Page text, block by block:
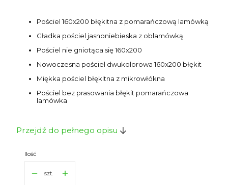
Pościel 160x200 błękitna z pomarańczową lamówką
Gładka pościel jasnoniebieska z oblamówką
Pościel nie gniotąca się 160x200
Nowoczesna pościel dwukolorowa 160x200 błękit
Miękka pościel błękitna z mikrowłókna
Pościel bez prasowania błękit pomarańczowa
lamówka
Przejdź do pełnego opisu
Ilość
szt.